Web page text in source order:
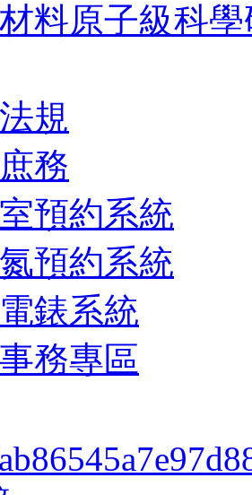
料原子級科
規
務
預約系統
預約系統
錶系統
務專區